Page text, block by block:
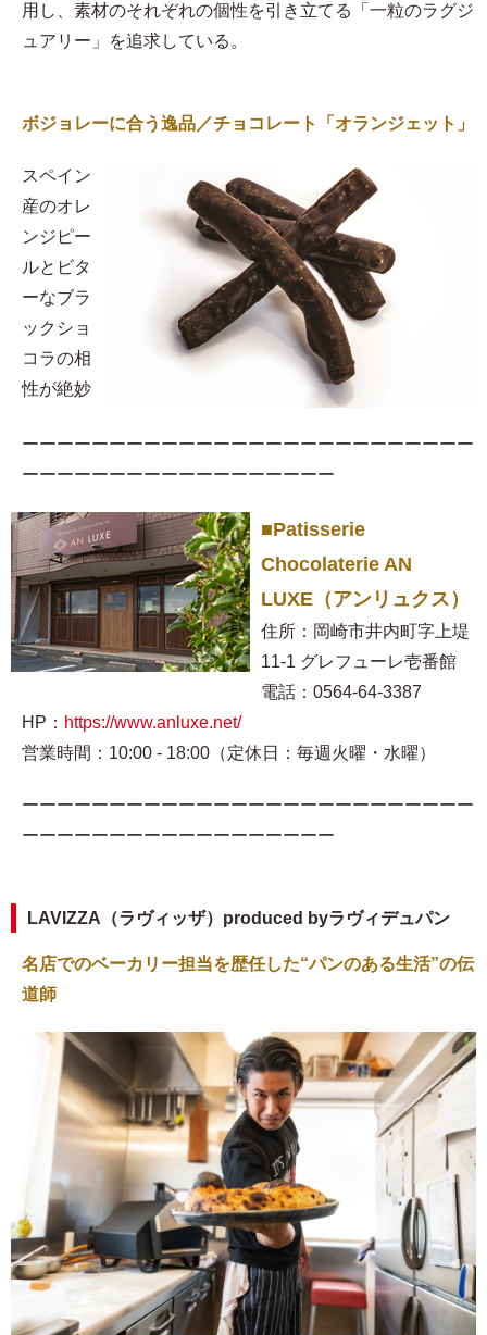
用し、素材のそれぞれの個性を引き立てる「一粒のラグジ
ュアリー」を追求している。
ボジョレーに合う逸品／チョコレート「オランジェット」
スペイン
産のオレ
ンジピー
ルとビタ
ーなブラ
ックショ
コラの相
性が絶妙
ーーーーーーーーーーーーーーーーーーーーーーーーーー
ーーーーーーーーーーーーーーーーーー
■Patisserie
Chocolaterie AN
LUXE（アンリュクス）
住所：岡崎市井内町字上堤
11-1 グレフューレ壱番館
電話：0564-64-3387
HP： https://www.anluxe.net/
営業時間：10:00 - 18:00（定休日：毎週火曜・水曜）
ーーーーーーーーーーーーーーーーーーーーーーーーーー
ーーーーーーーーーーーーーーーーーー
LAVIZZA（ラヴィッザ）produced byラヴィデュパン
名店でのベーカリー担当を歴任した“パンのある生活”の伝
道師